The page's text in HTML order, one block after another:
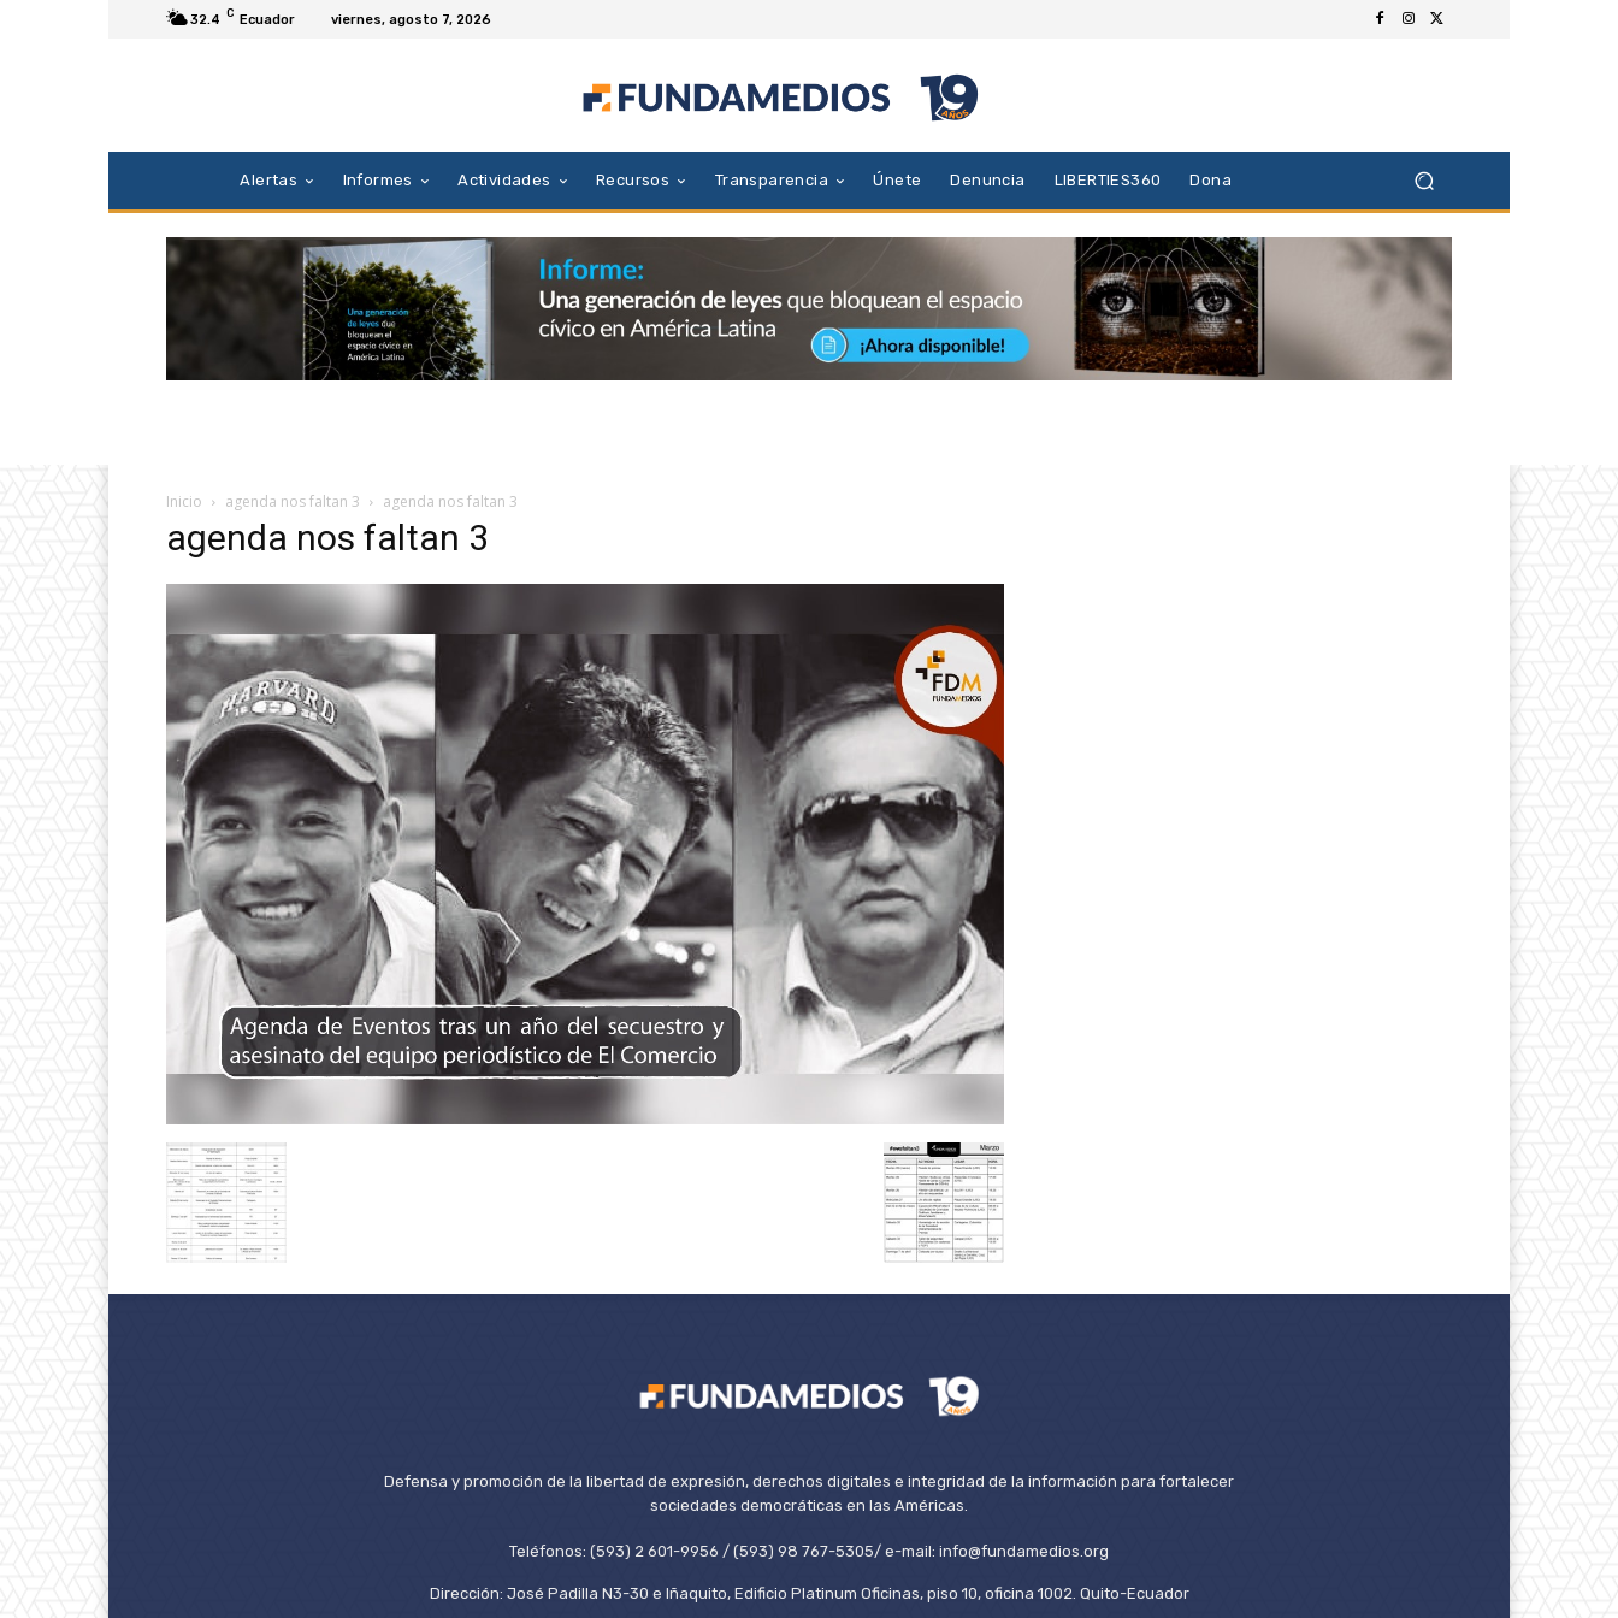
32.4 C Ecuador viernes, agosto 7, 2026
Alertas Informes Actividades Recursos Transparencia Únete Denuncia LIBERTIES360 Dona
Inicio agenda nos faltan 3 agenda nos faltan 3
agenda nos faltan 3
Defensa y promoción de la libertad de expresión, derechos digitales e integridad de la información para fortalecer
sociedades democráticas en las Américas.
Teléfonos: (593) 2 601-9956 / (593) 98 767-5305/ e-mail: info@fundamedios.org
Dirección: José Padilla N3-30 e Iñaquito, Edificio Platinum Oficinas, piso 10, oficina 1002. Quito-Ecuador